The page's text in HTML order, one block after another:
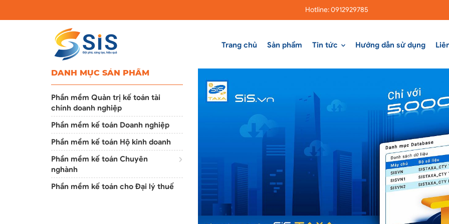
Hotline: 0912929785
Trang chủ Sản phẩm Tin tức Hướng dẫn sử dụng
DANH MỤC SẢN PHẨM
Phần mềm Quản trị kế toán tài
chính doanh nghiệp
Phần mềm kế toán Doanh nghiệp
Phần mềm kế toán Hộ kinh doanh
Phần mềm kế toán Chuyên
nghành
Phần mềm kế toán cho Đại lý thuế